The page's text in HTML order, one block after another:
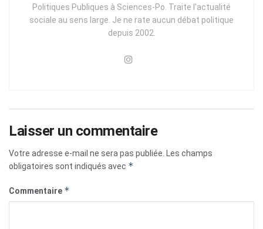
Politiques Publiques à Sciences-Po. Traite l'actualité
sociale au sens large. Je ne rate aucun débat politique
depuis 2002.
Laisser un commentaire
Votre adresse e-mail ne sera pas publiée. Les champs
obligatoires sont indiqués avec *
Commentaire *